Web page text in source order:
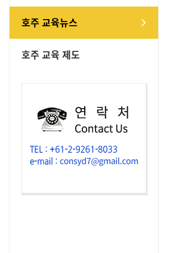
호주 교육뉴스
호주 교육 제도